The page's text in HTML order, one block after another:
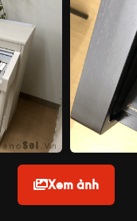
Xem ảnh